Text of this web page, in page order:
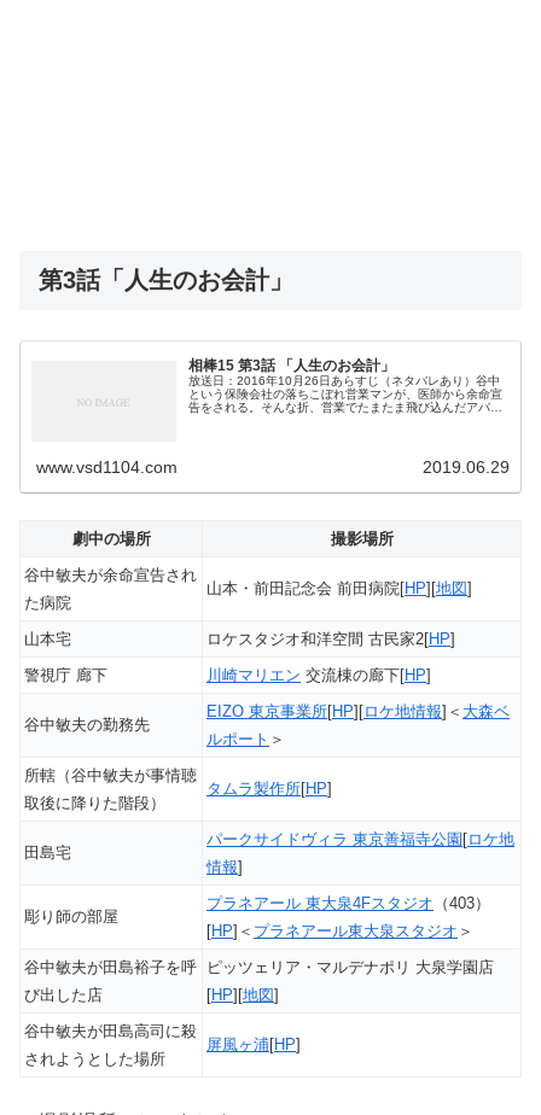
第3話「人生のお会計」
相棒15 第3話 「人生のお会計」
放送日：2016年10月26日あらすじ（ネタバレあり）谷中
という保険会社の落ちこぼれ営業マンが、医師から余命宣
告をされる。そんな折、営業でたまたま飛び込んだアパー
www.vsd1104.com 2019.06.29
劇中の場所
撮影場所
谷中敏夫が余命宣告され
た病院
山本・前田記念会 前田病院[HP][地図]
山本宅 ロケスタジオ和洋空間 古民家2[HP]
警視庁 廊下
川崎マリエン 交流棟の廊下[HP]
谷中敏夫の勤務先
EIZO 東京事業所[HP][ロケ地情報]＜ 大森ベ
ルポート ＞
所轄（谷中敏夫が事情聴
取後に降りた階段）
タムラ製作所[HP]
田島宅
パークサイドヴィラ 東京善福寺公園 [ロケ地
情報]
彫り師の部屋
プラネアール 東大泉4Fスタジオ （403）
[HP]＜ プラネアール東大泉スタジオ ＞
谷中敏夫が田島裕子を呼
び出した店
ピッツェリア・マルデナポリ 大泉学園店
[HP][地図]
谷中敏夫が田島高司に殺
されようとした場所
屏風ヶ浦[HP]